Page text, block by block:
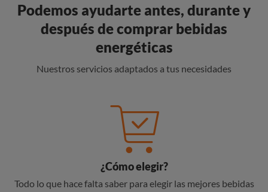
Podemos ayudarte antes, durante y
después de comprar bebidas
energéticas
Nuestros servicios adaptados a tus necesidades
¿Cómo elegir?
Todo lo que hace falta saber para elegir las mejores bebidas